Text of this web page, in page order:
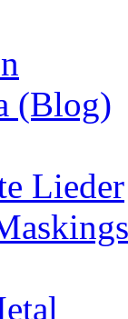
(Blog)
Lieder